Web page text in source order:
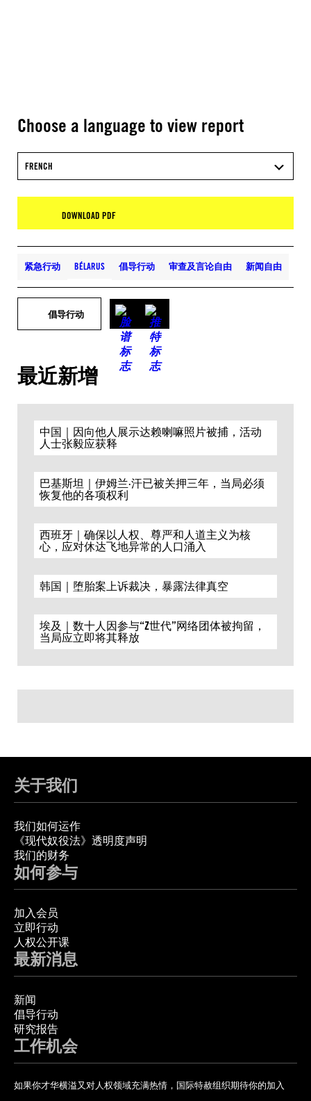
Choose a language to view report
FRENCH
DOWNLOAD PDF
紧急行动 BÉLARUS 倡导行动 审查及言论自由 新闻自由
倡导行动
最近新增
中国｜因向他人展示达赖喇嘛照片被捕，活动
人士张毅应获释
巴基斯坦｜伊姆兰·汗已被关押三年，当局必须
恢复他的各项权利
西班牙｜确保以人权、尊严和人道主义为核
心，应对休达飞地异常的人口涌入
韩国｜堕胎案上诉裁决，暴露法律真空
埃及｜数十人因参与“Z世代”网络团体被拘留，
当局应立即将其释放
关于我们
我们如何运作
《现代奴役法》透明度声明
我们的财务
如何参与
加入会员
立即行动
人权公开课
最新消息
新闻
倡导行动
研究报告
工作机会
如果你才华横溢又对人权领域充满热情，国际特赦组织期待你的加入